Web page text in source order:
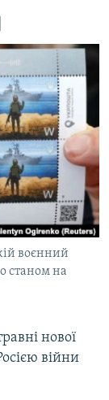
воєнний
станом на
нової
війни